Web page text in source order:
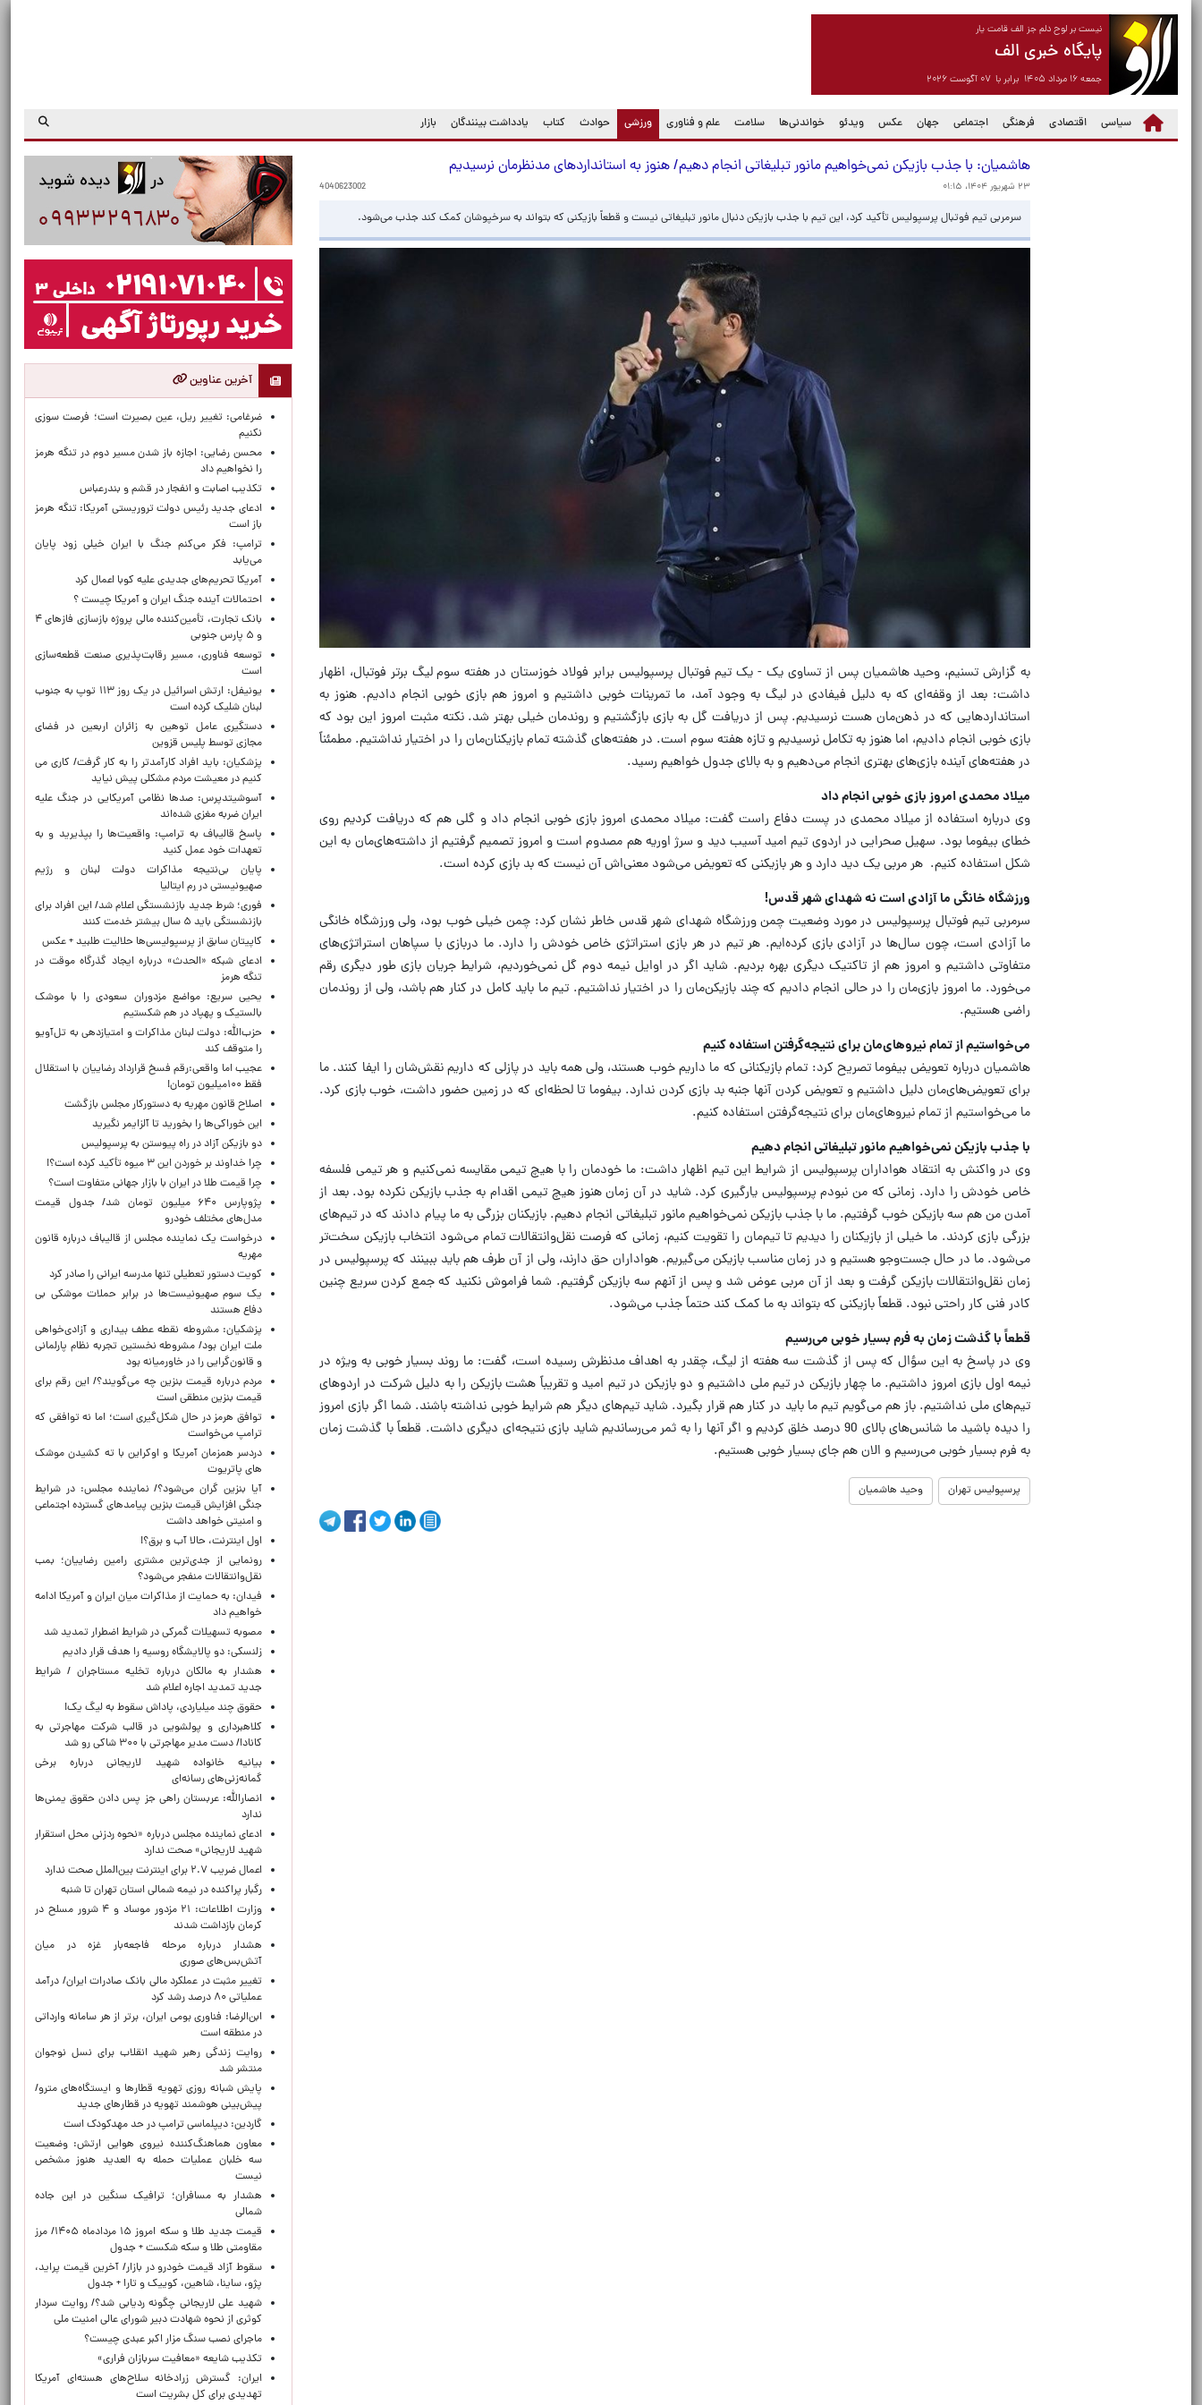
نیست بر لوح دلم جز الف قامت یار
پایگاه خبری الف
جمعه ۱۶ مرداد ۱۴۰۵ برابر با ۰۷ آگوست ۲۰۲۶
سیاسی اقتصادی فرهنگی اجتماعی جهان عکس ویدئو خواندنی‌ها سلامت علم و فناوری ورزشی
(current) حوادث کتاب یادداشت بینندگان بازار
هاشمیان: با جذب بازیکن نمی‌خواهیم مانور تبلیغاتی انجام دهیم/ هنوز به استانداردهای مدنظرمان نرسیدیم
۲۳ شهریور ۱۴۰۴، ۰۱:۱۵ 4040623002
سرمربی تیم فوتبال پرسپولیس تأکید کرد، این تیم با جذب بازیکن دنبال مانور تبلیغاتی نیست و قطعاً بازیکنی که بتواند به سرخپوشان کمک کند جذب می‌شود.
به گزارش تسنیم، وحید هاشمیان پس از تساوی یک - یک تیم فوتبال پرسپولیس برابر فولاد خوزستان در هفته سوم لیگ برتر فوتبال، اظهار
داشت: بعد از وقفه‌ای که به دلیل فیفا‌دی در لیگ به وجود آمد، ما تمرینات خوبی داشتیم و امروز هم بازی خوبی انجام دادیم. هنوز به
استانداردهایی که در ذهن‌مان هست نرسیدیم.‌ پس از دریافت گل به بازی بازگشتیم و روندمان خیلی بهتر شد. نکته مثبت امروز این بود که
بازی خوبی انجام دادیم، اما هنوز به تکامل نرسیدیم و تازه هفته سوم است. در هفته‌های گذشته تمام بازیکنان‌مان را در اختیار نداشتیم. مطمئناً
در هفته‌های آینده بازی‌های بهتری انجام می‌دهیم و به بالای جدول خواهیم رسید.
میلاد محمدی امروز بازی خوبی انجام داد
وی درباره استفاده از میلاد محمدی در پست دفاع راست گفت: میلاد محمدی امروز بازی خوبی انجام داد و گلی هم که دریافت کردیم روی
خطای بیفوما بود. سهیل صحرایی در اردوی تیم امید آسیب دید و سرژ اوریه هم مصدوم است و امروز تصمیم گرفتیم از داشته‌های‌مان به این
شکل استفاده کنیم. هر مربی یک دید دارد و هر بازیکنی که تعویض می‌شود معنی‌اش آن نیست که بد بازی کرده است.
ورزشگاه خانگی ما آزادی است نه شهدای شهر قدس!
سرمربی تیم فوتبال پرسپولیس در مورد وضعیت چمن ورزشگاه شهدای شهر قدس خاطر نشان کرد: چمن خیلی خوب بود، ولی ورزشگاه خانگی
ما آزادی است، چون سال‌ها در آزادی بازی کرده‌ایم. هر تیم در هر بازی استراتژی خاص خودش را دارد. ما دربازی با سپاهان استراتژی‌های
متفاوتی داشتیم و امروز هم از تاکتیک دیگری بهره بردیم. شاید اگر در اوایل نیمه دوم گل نمی‌خوردیم، شرایط جریان بازی طور دیگری رقم
می‌خورد. ما امروز بازی‌مان را در حالی انجام دادیم که چند بازیکن‌مان را در اختیار نداشتیم. تیم ما باید کامل در کنار هم باشد، ولی از روندمان
راضی هستیم.
می‌خواستیم از تمام نیروهای‌مان برای نتیجه‌گرفتن استفاده کنیم
هاشمیان درباره تعویض بیفوما تصریح کرد: تمام بازیکنانی که ما داریم خوب هستند، ولی همه باید در پازلی که داریم نقش‌شان را ایفا کنند. ما
برای تعویض‌های‌مان دلیل داشتیم و تعویض کردن آنها جنبه بد بازی کردن ندارد. بیفوما تا لحظه‌ای که در زمین حضور داشت، خوب بازی کرد.
ما می‌خواستیم از تمام نیروهای‌مان برای نتیجه‌گرفتن استفاده کنیم.
با جذب بازیکن نمی‌خواهیم مانور تبلیغاتی انجام دهیم
وی در واکنش به انتقاد هواداران پرسپولیس از شرایط این تیم اظهار داشت: ما خودمان را با هیچ تیمی مقایسه نمی‌کنیم و هر تیمی فلسفه
خاص خودش را دارد. زمانی که من نبودم پرسپولیس یارگیری کرد. شاید در آن زمان هنوز هیچ تیمی اقدام به جذب بازیکن نکرده بود. بعد از
آمدن من هم سه بازیکن خوب گرفتیم. ما با جذب بازیکن نمی‌خواهیم مانور تبلیغاتی انجام دهیم. بازیکنان بزرگی به ما پیام دادند که در تیم‌های
بزرگی بازی کردند. ما خیلی از بازیکنان را دیدیم تا تیم‌مان را تقویت کنیم، زمانی که فرصت نقل‌وانتقالات تمام می‌شود انتخاب بازیکن سخت‌تر
می‌شود. ما در حال جست‌وجو هستیم و در زمان مناسب بازیکن می‌گیریم. هواداران حق دارند، ولی از آن طرف هم باید ببینند که پرسپولیس در
زمان نقل‌وانتقالات بازیکن گرفت و بعد از آن مربی عوض شد و پس از آنهم سه بازیکن گرفتیم. شما فراموش نکنید که جمع کردن سریع چنین
کادر فنی کار راحتی نبود. قطعاً بازیکنی که بتواند به ما کمک کند حتماً جذب می‌شود.
قطعاً با گذشت زمان به فرم بسیار خوبی می‌رسیم
وی در پاسخ به این سؤال که پس از گذشت سه هفته از لیگ، چقدر به اهداف مدنظرش رسیده است، گفت: ما روند بسیار خوبی به ویژه در
نیمه اول بازی امروز داشتیم. ما چهار بازیکن در تیم ملی داشتیم و دو بازیکن در تیم امید و تقریباً هشت بازیکن را به دلیل شرکت در اردوهای
تیم‌های ملی نداشتیم. باز هم می‌گویم تیم ما باید در کنار هم قرار بگیرد. شاید تیم‌های دیگر هم شرایط خوبی نداشته باشند. شما اگر بازی امروز
را دیده باشید ما شانس‌های بالای 90 درصد خلق کردیم و اگر آنها را به ثمر می‌رساندیم شاید بازی نتیجه‌ای دیگری داشت. قطعاً با گذشت زمان
به فرم بسیار خوبی می‌رسیم و الان هم جای بسیار خوبی هستیم.
پرسپولیس تهران وحید هاشمیان
آخرین عناوین
ضرغامی: تغییر ریل، عین بصیرت است؛ فرصت سوزی
نکنیم
محسن رضایی: اجازه باز شدن مسیر دوم در تنگه هرمز
را نخواهیم داد
تکذیب اصابت و انفجار در قشم و بندرعباس
ادعای جدید رئیس دولت تروریستی آمریکا: تنگه هرمز
باز است
ترامپ: فکر می‌کنم جنگ با ایران خیلی زود پایان
می‌یابد
آمریکا تحریم‌های جدیدی علیه کوبا اعمال کرد
احتمالات آینده جنگ ایران و آمریکا چیست ؟
بانک تجارت، تأمین‌کننده مالی پروژه بازسازی فازهای ۴
و ۵ پارس جنوبی
توسعه فناوری، مسیر رقابت‌پذیری صنعت قطعه‌سازی
است
یونیفل: ارتش اسرائیل در یک روز ۱۱۳ توپ به جنوب
لبنان شلیک کرده است
دستگیری عامل توهین به زائران اربعین در فضای
مجازی توسط پلیس قزوین
پزشکیان: باید افراد کارآمدتر را به کار گرفت/ کاری می
کنیم در معیشت مردم مشکلی پیش نیاید
آسوشیتدپرس: صدها نظامی آمریکایی در جنگ علیه
ایران ضربه مغزی شده‌اند
پاسخ قالیباف به ترامپ: واقعیت‌ها را بپذیرید و به
تعهدات خود عمل کنید
پایان بی‌نتیجه مذاکرات دولت لبنان و رژیم
صهیونیستی در رم ایتالیا
فوری؛ شرط جدید بازنشستگی اعلام شد/ این افراد برای
بازنشستگی باید ۵ سال بیشتر خدمت کنند
کاپیتان سابق از پرسپولیسی‌ها حلالیت طلبید + عکس
ادعای شبکه «الحدث» درباره ایجاد گذرگاه موقت در
تنگه هرمز
یحیی سریع: مواضع مزدوران سعودی را با موشک
بالستیک و پهپاد در هم شکستیم
حزب‌الله: دولت لبنان مذاکرات و امتیازدهی به تل‌آویو
را متوقف کند
عجیب اما واقعی:رقم فسخ قرارداد رضاییان با استقلال
فقط ۱۰۰میلیون تومان!
اصلاح قانون مهریه به دستورکار مجلس بازگشت
این خوراکی‌ها را بخورید تا آلزایمر نگیرید
دو بازیکن آزاد در راه پیوستن به پرسپولیس
چرا خداوند بر خوردن این ۳ میوه تأکید کرده است؟!
چرا قیمت طلا در ایران با بازار جهانی متفاوت است؟
پژوپارس ۶۴۰ میلیون تومان شد/ جدول قیمت
مدل‌های مختلف خودرو
درخواست یک نماینده مجلس از قالیباف درباره قانون
مهریه
کویت دستور تعطیلی تنها مدرسه ایرانی را صادر کرد
یک‌ سوم صهیونیست‌ها در برابر حملات موشکی بی
دفاع هستند
پزشکیان: مشروطه نقطه عطف بیداری و آزادی‌خواهی
ملت ایران بود/ مشروطه نخستین تجربه نظام پارلمانی
و قانون‌گرایی را در خاورمیانه بود
مردم درباره قیمت بنزین چه می‌گویند؟/ این رقم برای
قیمت بنزین منطقی است
توافق هرمز در حال شکل‌گیری است؛ اما نه توافقی که
ترامپ می‌خواست
دردسر همزمان آمریکا و اوکراین با ته کشیدن موشک
های پاتریوت
آیا بنزین گران می‌شود؟/ نماینده مجلس: در شرایط
جنگی افزایش قیمت بنزین پیامدهای گسترده اجتماعی
و امنیتی خواهد داشت
اول اینترنت، حالا آب و برق؟!
رونمایی از جدی‌ترین مشتری رامین رضاییان؛ بمب
نقل‌وانتقالات منفجر می‌شود؟
فیدان: به حمایت از مذاکرات میان ایران و آمریکا ادامه
خواهیم داد
مصوبه تسهیلات گمرکی در شرایط اضطرار تمدید شد
زلنسکی: دو پالایشگاه روسیه را هدف قرار دادیم
هشدار به مالکان درباره تخلیه مستاجران / شرایط
جدید تمدید اجاره اعلام شد
حقوق چند میلیاردی، پاداش سقوط به لیگ یک!
کلاهبرداری و پولشویی در قالب شرکت مهاجرتی به
کانادا/ دست مدیر مهاجرتی با ۳۰۰ شاکی رو شد
بیانیه خانواده شهید لاریجانی درباره برخی
گمانه‌زنی‌های رسانه‌ای
انصارالله: عربستان راهی جز پس دادن حقوق یمنی‌ها
ندارد
ادعای نماینده مجلس درباره «نحوه ردزنی محل استقرار
شهید لاریجانی» صحت ندارد
اعمال ضریب ۲.۷ برای اینترنت بین‌الملل صحت ندارد
رگبار پراکنده در نیمه شمالی استان تهران تا شنبه
وزارت اطلاعات: ۲۱ مزدور موساد و ۴ شرور مسلح در
کرمان بازداشت شدند
هشدار درباره مرحله فاجعه‌بار غزه در میان
آتش‌بس‌های صوری
تغییر مثبت در عملکرد مالی بانک صادرات ایران/ درآمد
عملیاتی ۸۰ درصد رشد کرد
ابن‌الرضا: فناوری بومی ایران، برتر از هر سامانه وارداتی
در منطقه است
روایت زندگی رهبر شهید انقلاب برای نسل نوجوان
منتشر شد
پایش شبانه روزی تهویه قطارها و ایستگاه‌های مترو/
پیش‌بینی هوشمند تهویه در قطارهای جدید
گاردین: دیپلماسی ترامپ در حد مهدکودک است
معاون هماهنگ‌کننده نیروی هوایی ارتش: وضعیت
سه خلبان عملیات حمله به العدید هنوز مشخص
نیست
هشدار به مسافران؛ ترافیک سنگین در این جاده
شمالی
قیمت جدید طلا و سکه امروز ۱۵ مردادماه ۱۴۰۵/ مرز
مقاومتی طلا و سکه شکست + جدول
سقوط آزاد قیمت خودرو در بازار/ آخرین قیمت پراید،
پژو، ساینا، شاهین، کوییک و تارا + جدول
شهید علی لاریجانی چگونه ردیابی شد؟/ روایت سردار
کوثری از نحوه شهادت دبیر شورای عالی امنیت ملی
ماجرای نصب سنگ مزار اکبر عبدی چیست؟
تکذیب شایعه «معافیت سربازان فراری»
ایران: گسترش زرادخانه سلاح‌های هسته‌ای آمریکا
تهدیدی برای کل بشریت است